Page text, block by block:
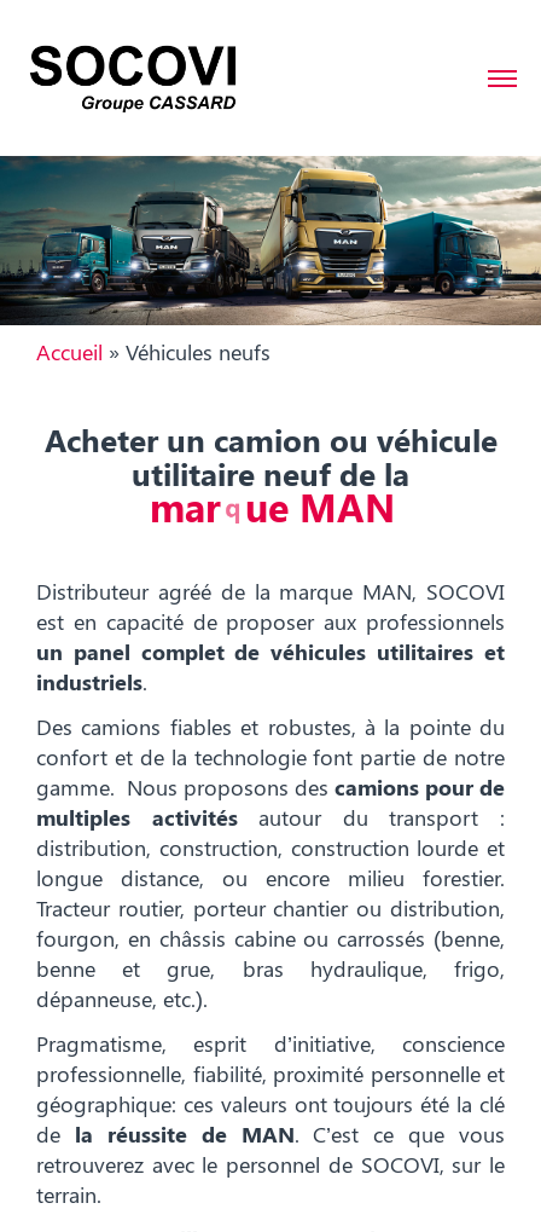
Accueil » Véhicules neufs
Acheter un camion ou véhicule
utilitaire neuf de la
marque MAN
Distributeur agréé de la marque MAN, SOCOVI
est en capacité de proposer aux professionnels
un panel complet de véhicules utilitaires et
industriels.
Des camions fiables et robustes, à la pointe du
confort et de la technologie font partie de notre
gamme. Nous proposons des camions pour de
multiples activitésautour du transport :
distribution, construction, construction lourde et
longue distance, ou encore milieu forestier.
Tracteur routier, porteur chantier ou distribution,
fourgon, en châssis cabine ou carrossés (benne,
benne et grue, bras hydraulique, frigo,
dépanneuse, etc.).
Pragmatisme, esprit d’initiative, conscience
professionnelle, fiabilité, proximité personnelle et
géographique: ces valeurs ont toujours été la clé
de la réussite de MAN. C’est ce que vous
retrouverez avec le personnel de SOCOVI, sur le
terrain.